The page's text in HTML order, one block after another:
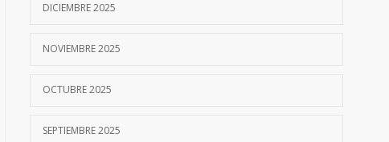
DICIEMBRE 2025
NOVIEMBRE 2025
OCTUBRE 2025
SEPTIEMBRE 2025